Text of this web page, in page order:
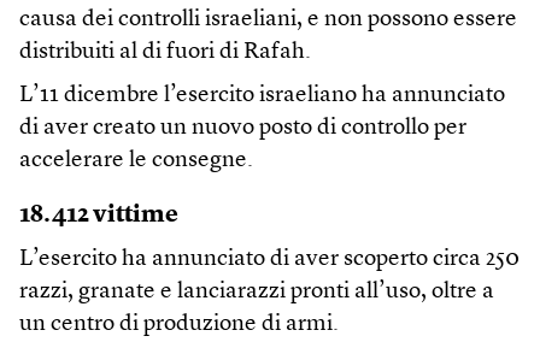
causa dei controlli israeliani, e non possono essere
distribuiti al di fuori di Rafah.
L’11 dicembre l’esercito israeliano ha annunciato
di aver creato un nuovo posto di controllo per
accelerare le consegne.
18.412 vittime
L’esercito ha annunciato di aver scoperto circa 250
razzi, granate e lanciarazzi pronti all’uso, oltre a
un centro di produzione di armi.